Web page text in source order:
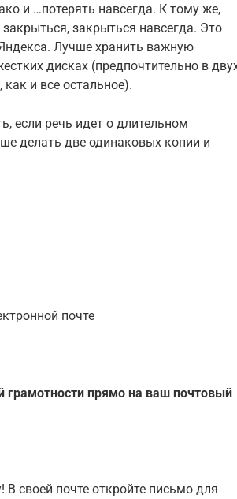
и …потерять навсегда. К тому же,
закрыться навсегда. Это
Лучше хранить важную
дисках (предпочтительно в
и все остальное).
если речь идет о длительном
делать две одинаковых копии и
почте
грамотности прямо на ваш почтовый
своей почте откройте письмо для